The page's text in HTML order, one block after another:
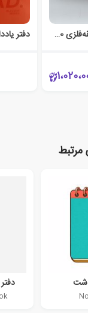
پلنر کلاسوری 6 حلقه‌فلزی 70 برگ A6 فیوژن (الند) کرم